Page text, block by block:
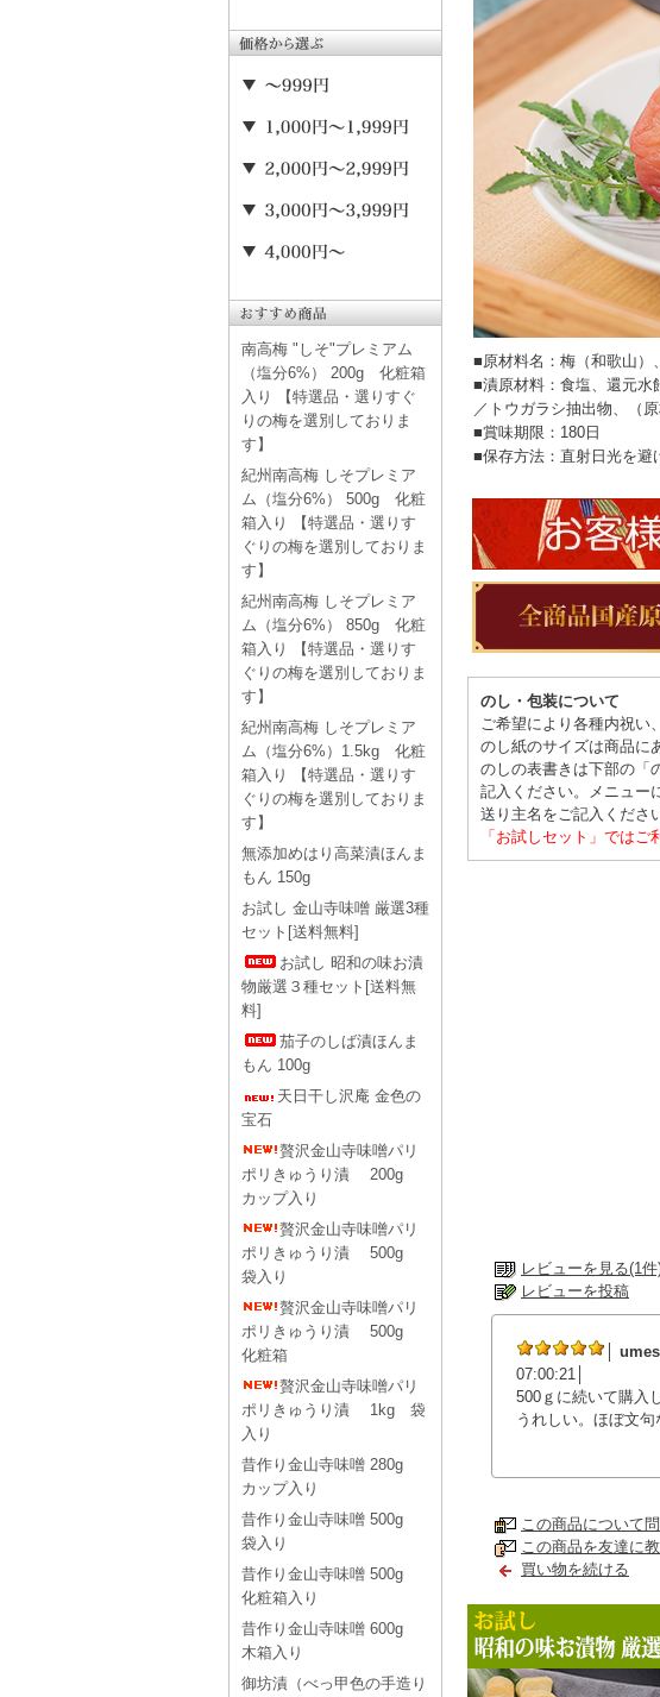
南高梅 "しそ"プレミアム
（塩分6%） 200g 化粧箱
入り 【特選品・選りすぐ
りの梅を選別しておりま
す】
紀州南高梅 しそプレミア
ム（塩分6%） 500g 化粧
箱入り 【特選品・選りす
ぐりの梅を選別しておりま
す】
紀州南高梅 しそプレミア
ム（塩分6%） 850g 化粧
箱入り 【特選品・選りす
ぐりの梅を選別しておりま
す】
紀州南高梅 しそプレミア
ム（塩分6%）1.5kg 化粧
箱入り 【特選品・選りす
ぐりの梅を選別しておりま
す】
無添加めはり高菜漬ほんま
もん 150g
お試し 金山寺味噌 厳選3種
セット[送料無料]
お試し 昭和の味お漬
物厳選３種セット[送料無
料]
茄子のしば漬ほんま
もん 100g
天日干し沢庵 金色の
宝石
贅沢金山寺味噌パリ
ポリきゅうり漬 200g
カップ入り
贅沢金山寺味噌パリ
ポリきゅうり漬 500g
袋入り
贅沢金山寺味噌パリ
ポリきゅうり漬 500g
化粧箱
贅沢金山寺味噌パリ
ポリきゅうり漬 1kg 袋
入り
昔作り金山寺味噌 280g
カップ入り
昔作り金山寺味噌 500g
袋入り
昔作り金山寺味噌 500g
化粧箱入り
昔作り金山寺味噌 600g
木箱入り
御坊漬（べっ甲色の手造り
■原材料名：梅（和歌山）
■漬原材料：食塩、還元水
／トウガラシ抽出物、（
■賞味期限：180日
■保存方法：直射日光を避
のし・包装について
ご希望により各種内祝い
のし紙のサイズは商品に
のしの表書きは下部の「
記入ください。メニュー
送り主名をご記入くださ
「お試しセット」ではご
レビューを見る(1件
レビューを投稿
07:00:21
500ｇに続いて購入
うれしい。ほぼ文句
この商品について
この商品を友達に
買い物を続ける